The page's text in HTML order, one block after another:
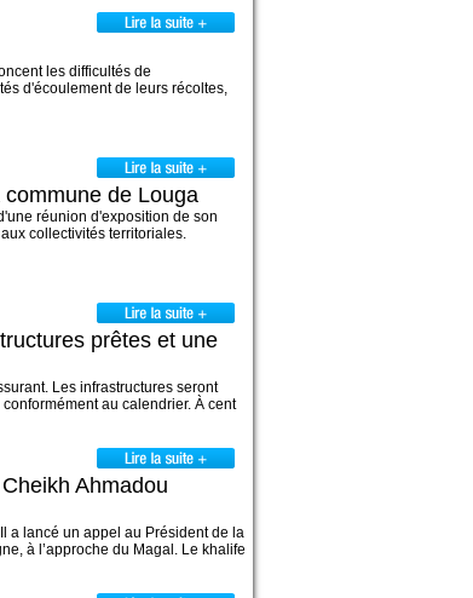
les difficultés de
d'écoulement de leurs récoltes,
de Louga
réunion d'exposition de son
collectivités territoriales.
prêtes et une
Les infrastructures seront
au calendrier. À cent
Ahmadou
a lancé un appel au Président de la
à l’approche du Magal. Le khalife